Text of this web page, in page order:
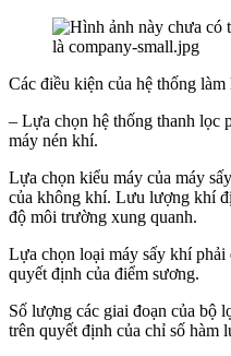
Các điều kiện của hệ thống
– Lựa chọn hệ thống thanh lọc
máy nén khí.
Lựa chọn kiểu máy của máy
của không khí. Lưu lượng khí
độ môi trường xung quanh.
Lựa chọn loại máy sấy khí phải
quyết định của điểm sương.
Số lượng các giai đoạn của bộ
trên quyết định của chỉ số hàm